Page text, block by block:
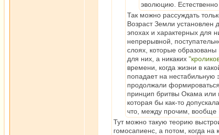
эволюцию.
Так можно рассуждать
Возраст Земли установлен
эпохах и характерных для
непрерывной,
слоях, которые
для них, а никаких
времени, когда жизни в
попадает на
продолжали
принцип бритвы Окама или
которая бы как-то
что, между прочим, вообще
Тут можно такую теорию
гомосапиенс, а потом, когда на